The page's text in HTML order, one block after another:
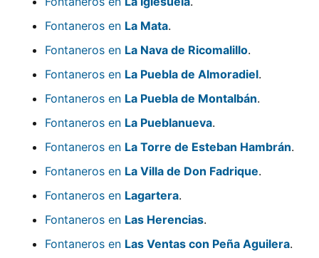
Fontaneros en La Mata.
Fontaneros en La Nava de Ricomalillo.
Fontaneros en La Puebla de Almoradiel.
Fontaneros en La Puebla de Montalbán.
Fontaneros en La Pueblanueva.
Fontaneros en La Torre de Esteban Hambrán.
Fontaneros en La Villa de Don Fadrique.
Fontaneros en Lagartera.
Fontaneros en Las Herencias.
Fontaneros en Las Ventas con Peña Aguilera.